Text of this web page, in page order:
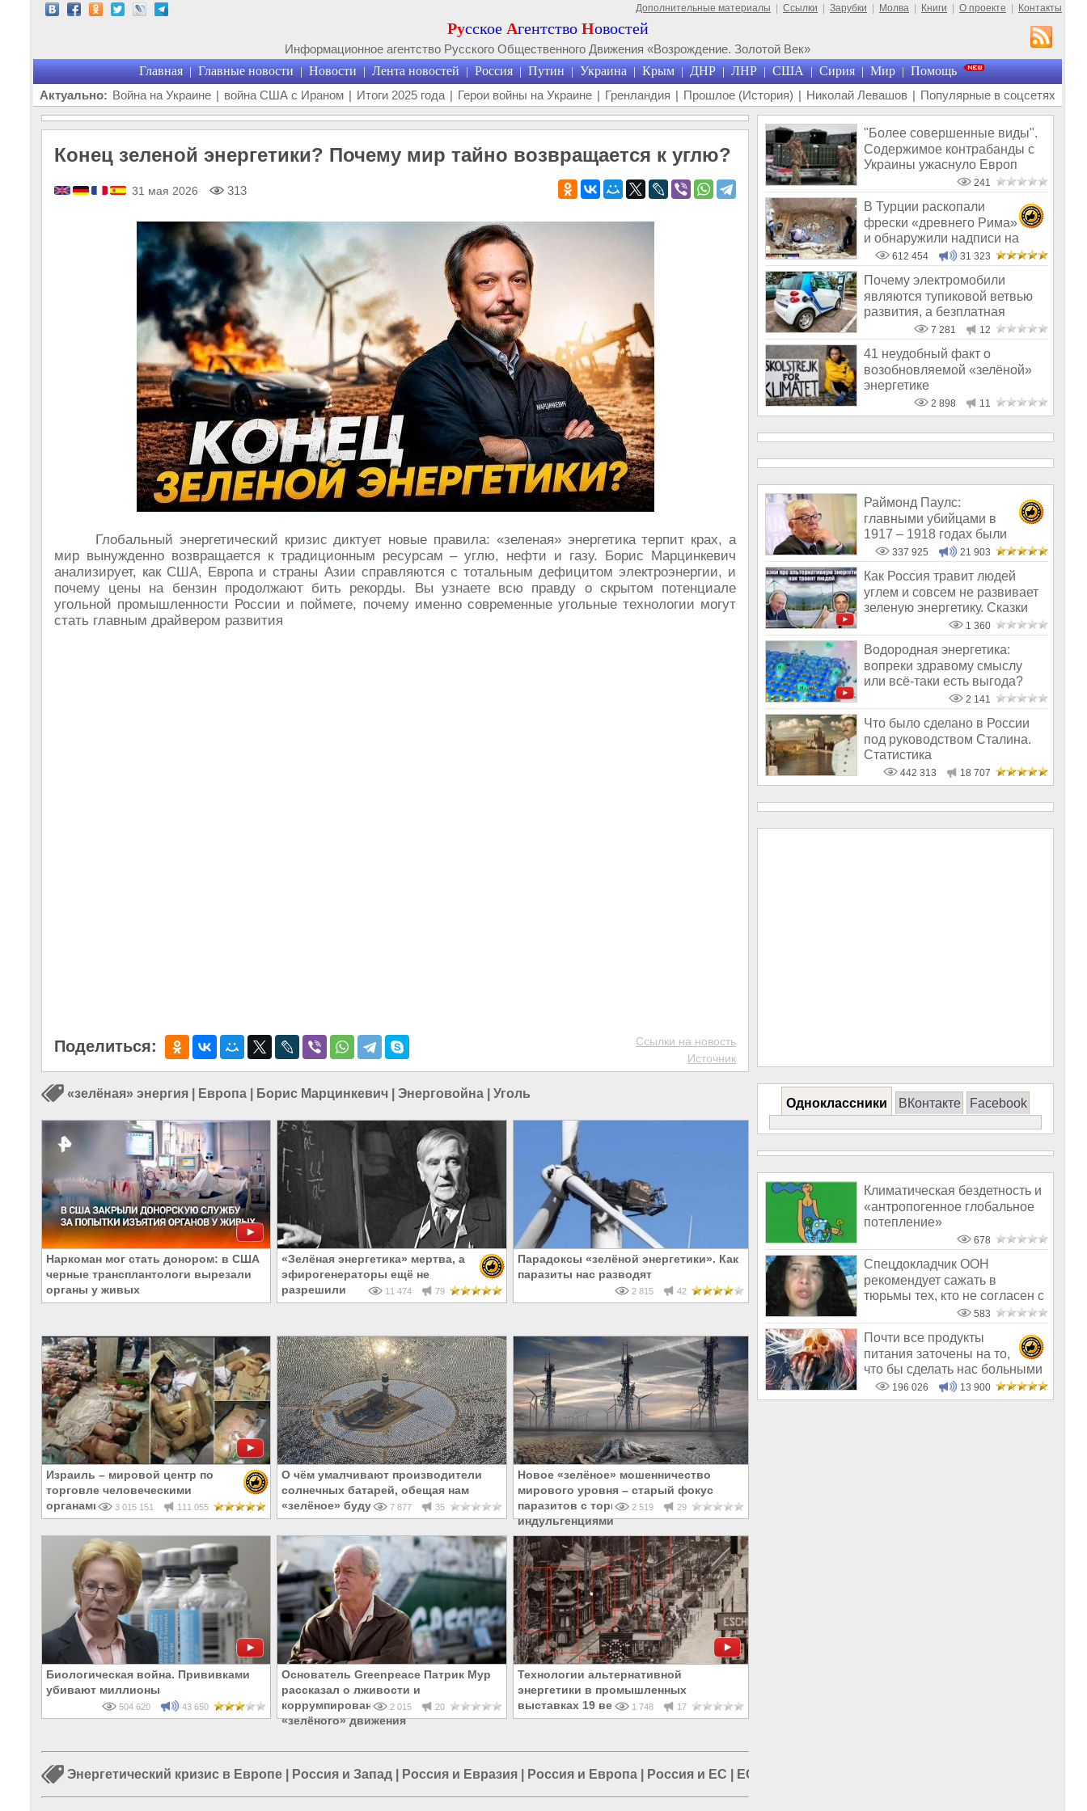
Дополнительные материалы Ссылки Зарубки Молва Книги О проекте Контакты
Русское Агентство Новостей
Информационное агентство Русского Общественного Движения «Возрождение. Золотой Век»
Главная | Главные новости | Новости | Лента новостей | Россия | Путин | Украина | Крым | ДНР | ЛНР | США | Сирия | Мир | Помощь
Актуально: Война на Украине | война США с Ираном | Итоги 2025 года | Герои войны на Украине | Гренландия | Прошлое (История) | Николай Левашов | Популярные в соцсетях
Конец зеленой энергетики? Почему мир тайно возвращается к углю?
31 мая 2026 313
Глобальный энергетический кризис диктует новые правила: «зеленая» энергетика терпит крах, а
мир вынужденно возвращается к традиционным ресурсам – углю, нефти и газу. Борис Марцинкевич
анализирует, как США, Европа и страны Азии справляются с тотальным дефицитом электроэнергии, и
почему цены на бензин продолжают бить рекорды. Вы узнаете всю правду о скрытом потенциале
угольной промышленности России и поймете, почему именно современные угольные технологии могут
стать главным драйвером развития
Поделиться:
Ссылки на новость
Источник
«зелёная» энергия Европа Борис Марцинкевич Энерговойна Уголь
Наркоман мог стать донором: в США
черные трансплантологи вырезали
органы у живых
«Зелёная энергетика» мертва, а
эфирогенераторы ещё не
разрешили
11 474 79
Парадоксы «зелёной энергетики». Как
паразиты нас разводят
2 815 42
Израиль – мировой центр по
торговле человеческими
органами
3 015 151 111 055
О чём умалчивают производители
солнечных батарей, обещая нам
«зелёное» будущее7 877 35
Новое «зелёное» мошенничество
мирового уровня – старый фокус
паразитов с торговлей
индульгенциями
2 519 29
Биологическая война. Прививками
убивают миллионы
504 620 43 650
Основатель Greenpeace Патрик Мур
рассказал о лживости и
коррумпированности всего
«зелёного» движения
2 015 20
Технологии альтернативной
энергетики в промышленных
выставках 19 века
1 748 17
Энергетический кризис в Европе Россия и Запад Россия и Евразия Россия и Европа Россия и ЕС ЕС
"Более совершенные виды".
Содержимое контрабанды с
Украины ужаснуло Европ
241
В Турции раскопали
фрески «древнего Рима»
и обнаружили надписи на
Русском!
612 454 31 323
Почему электромобили
являются тупиковой ветвью
развития, а безплатная
энергия – это7 281 12
41 неудобный факт о
возобновляемой «зелёной»
энергетике
2 898 11
Раймонд Паулс:
главными убийцами в
1917 – 1918 годах были
латыши и евреи, а не русс
337 925 21 903
Как Россия травит людей
углем и совсем не развивает
зеленую энергетику. Сказки
1 360
Водородная энергетика:
вопреки здравому смыслу
или всё-таки есть выгода?
2 141
Что было сделано в России
под руководством Сталина.
Статистика
442 313 18 707
Одноклассники ВКонтакте Facebook
Климатическая бездетность и
«антропогенное глобальное
потепление»
678
Спецдокладчик ООН
рекомендует сажать в
тюрьмы тех, кто не согласен с
догмами зелёно
583
Почти все продукты
питания заточены на то,
что бы сделать нас больными
и бесплодным
196 026 13 900